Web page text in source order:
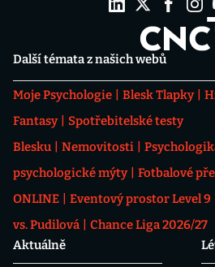
Další témata z našich webů
Moje Psychologie Blesk Tlapky
Fantasy
Spotřebitelské testy
Blesku
Nemovitosti
psychologické mýty
Fotbalové
ONLINE
Eventový prostor Level 9
vs. Pudilová
Chance Liga 2026/27
Aktuálně